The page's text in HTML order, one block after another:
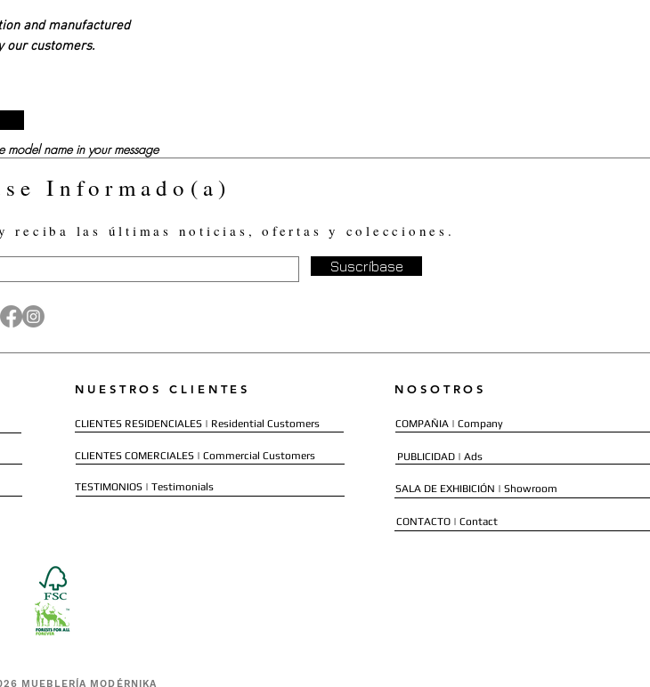
and manufactured
our customers.
model name in your message
Informado(a)
reciba las últimas noticias, ofertas y colecciones.
Suscríbase
NUESTROS CLIENTES
CLIENTES RESIDENCIALES | Residential Customers
CLIENTES COMERCIALES | Commercial Customers
TESTIMONIOS | Testimonials
NOSOTROS
COMPAÑIA | Company
PUBLICIDAD | Ads
SALA DE EXHIBICIÓN | Showroom
CONTACTO | Contact
MUEBLERÍA MODÉRNIKA